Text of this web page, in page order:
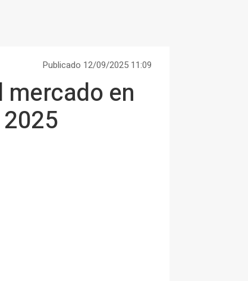
Publicado 12/09/2025 11:09
mercado en